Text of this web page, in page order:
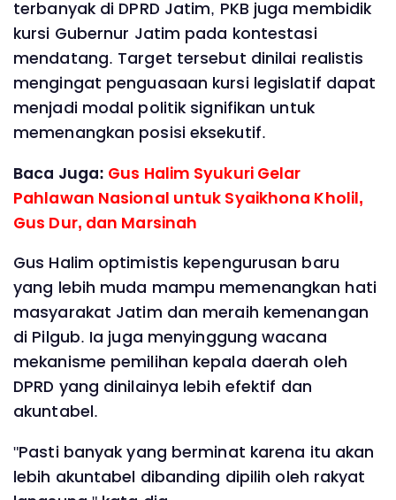
terbanyak di DPRD Jatim, PKB juga membidik
kursi Gubernur Jatim pada kontestasi
mendatang. Target tersebut dinilai realistis
mengingat penguasaan kursi legislatif dapat
menjadi modal politik signifikan untuk
memenangkan posisi eksekutif.
Baca Juga: Gus Halim Syukuri Gelar
Pahlawan Nasional untuk Syaikhona Kholil,
Gus Dur, dan Marsinah
Gus Halim optimistis kepengurusan baru
yang lebih muda mampu memenangkan hati
masyarakat Jatim dan meraih kemenangan
di Pilgub. Ia juga menyinggung wacana
mekanisme pemilihan kepala daerah oleh
DPRD yang dinilainya lebih efektif dan
akuntabel.
"Pasti banyak yang berminat karena itu akan
lebih akuntabel dibanding dipilih oleh rakyat